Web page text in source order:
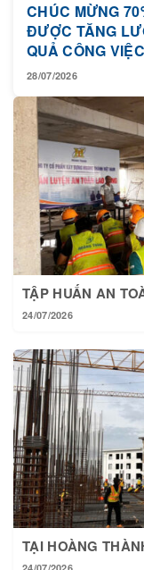
CHÚC MỪNG
ĐƯỢC TĂNG
QUẢ CÔNG
28/07/2026
TẬP HUẤN AN
24/07/2026
TẠI HOÀNG